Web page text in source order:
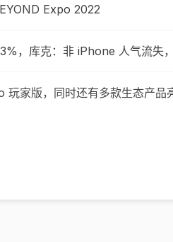
Expo 2022
，库克：非 iPhone 人气流失
家版，同时还有多款生态产品